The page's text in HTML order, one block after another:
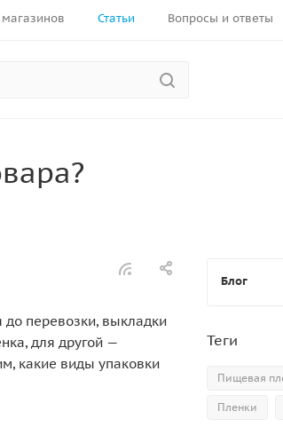
Статьи Вопросы и ответы
до перевозки, выкладки
для другой —
какие виды упаковки
Блог
Теги
Пищевая
Пленки